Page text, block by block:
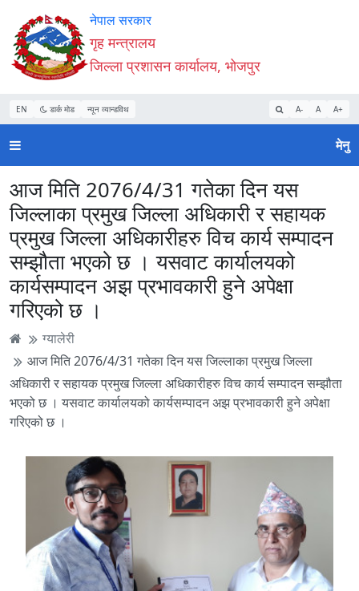
Accessibility
Mode
सुरु
गर्नुहोस्
सामाग्री
पढ्नुहाेस्
नेभिगेसन
पढ्नुहाेस्
वेबसाइट
खोजमा
जानुहोस्
नेपाल सरकार
गृह मन्त्रालय
जिल्ला प्रशासन कार्यालय, भोजपुर
EN डार्क मोड न्यून व्यान्डविथ A- A A+
मेनु
आज मिति 2076/4/31 गतेका दिन यस
जिल्लाका प्रमुख जिल्ला अधिकारी र सहायक
प्रमुख जिल्ला अधिकारीहरु विच कार्य सम्पादन
सम्झौता भएको छ । यसवाट कार्यालयको
कार्यसम्पादन अझ प्रभावकारी हुने अपेक्षा
गरिएको छ ।
ग्यालेरी
आज मिति 2076/4/31 गतेका दिन यस जिल्लाका प्रमुख जिल्ला
अधिकारी र सहायक प्रमुख जिल्ला अधिकारीहरु विच कार्य सम्पादन सम्झौता
भएको छ । यसवाट कार्यालयको कार्यसम्पादन अझ प्रभावकारी हुने अपेक्षा
गरिएको छ ।